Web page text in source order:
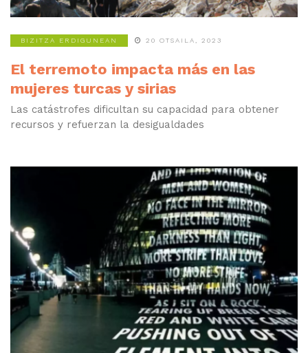
BIZITZA ERDIGUNEAN 20 OTSAILA, 2023
El terremoto impacta más en las
mujeres turcas y sirias
Las catástrofes dificultan su capacidad para obtener
recursos y refuerzan la desigualdades